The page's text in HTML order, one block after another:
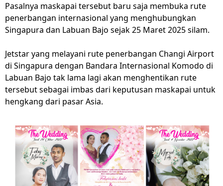
Pasalnya maskapai tersebut baru saja membuka rute
penerbangan internasional yang menghubungkan
Singapura dan Labuan Bajo sejak 25 Maret 2025 silam.
Jetstar yang melayani rute penerbangan Changi Airport
di Singapura dengan Bandara Internasional Komodo di
Labuan Bajo tak lama lagi akan menghentikan rute
tersebut sebagai imbas dari keputusan maskapai untuk
hengkang dari pasar Asia.